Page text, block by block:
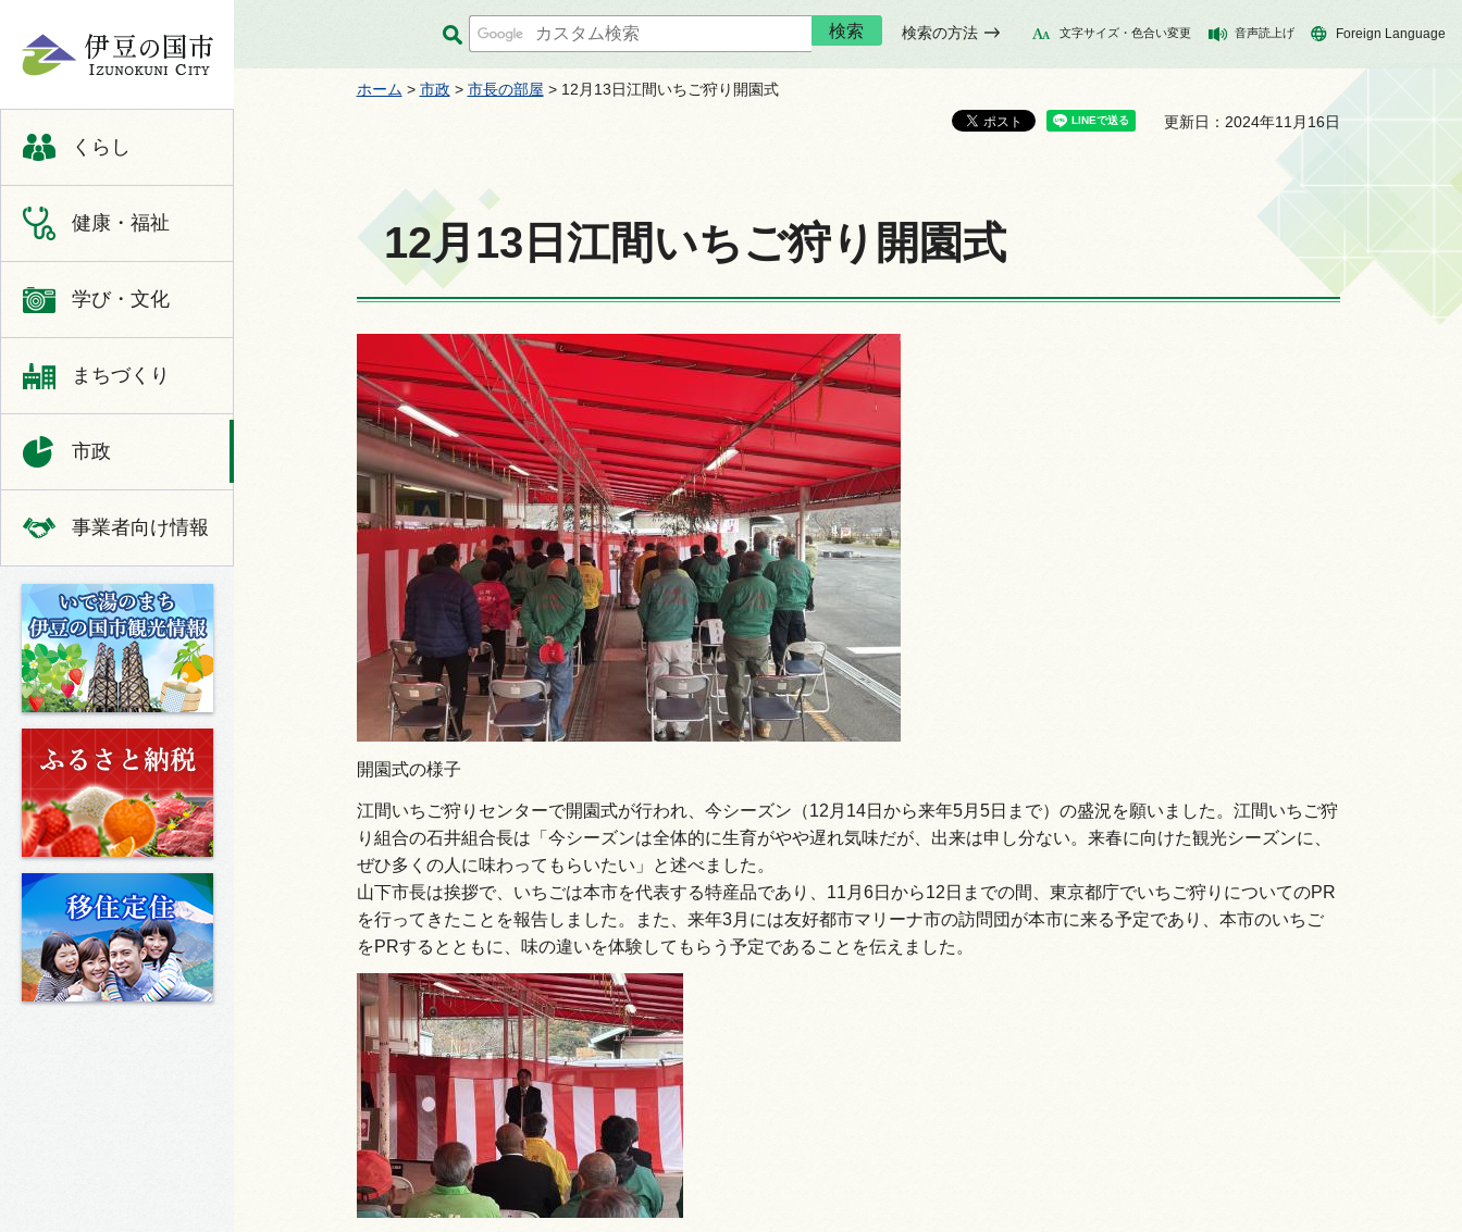
くらし
健康・福祉
学び・文化
まちづくり
市政
事業者向け情報
いで湯のまち 伊豆の国市の観光情報
検索の方法 文字サイズ・色合い変更 音声読上げ Foreign Language
ホーム > 市政 > 市長の部屋 > 12月13日江間いちご狩り開園式
更新日：2024年11月16日
12月13日江間いちご狩り開園式
開園式の様子
江間いちご狩りセンターで開園式が行われ、今シーズン（12月14日から来年5月5日まで）の盛況を願いました。江間いちご狩
り組合の石井組合長は「今シーズンは全体的に生育がやや遅れ気味だが、出来は申し分ない。来春に向けた観光シーズンに、
ぜひ多くの人に味わってもらいたい」と述べました。
山下市長は挨拶で、いちごは本市を代表する特産品であり、11月6日から12日までの間、東京都庁でいちご狩りについてのPR
を行ってきたことを報告しました。また、来年3月には友好都市マリーナ市の訪問団が本市に来る予定であり、本市のいちご
をPRするとともに、味の違いを体験してもらう予定であることを伝えました。